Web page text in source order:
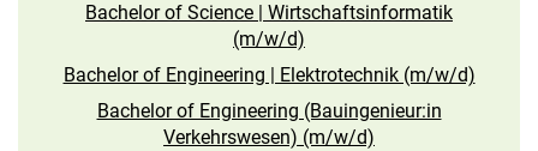
Bachelor of Science | Wirtschaftsinformatik
(m/w/d)
Bachelor of Engineering | Elektrotechnik (m/w/d)
Bachelor of Engineering (Bauingenieur:in
Verkehrswesen) (m/w/d)